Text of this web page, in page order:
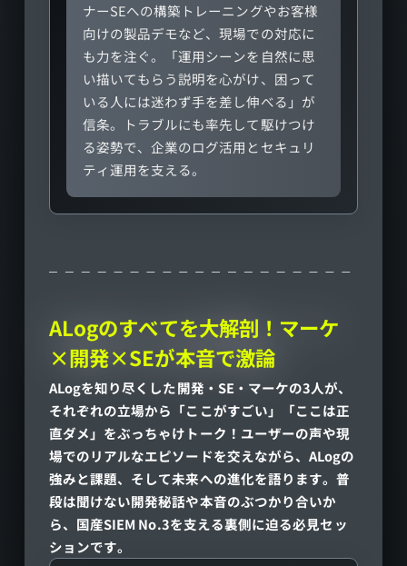
ナーSEへの構築トレーニングやお客様
向けの製品デモなど、現場での対応に
も力を注ぐ。「運用シーンを自然に思
い描いてもらう説明を心がけ、困って
いる人には迷わず手を差し伸べる」が
信条。トラブルにも率先して駆けつけ
る姿勢で、企業のログ活用とセキュリ
ティ運用を支える。
ALogのすべてを大解剖！マーケ
×開発×SEが本音で激論
ALogを知り尽くした開発・SE・マーケの3人が、
それぞれの立場から「ここがすごい」「ここは正
直ダメ」をぶっちゃけトーク！ユーザーの声や現
場でのリアルなエピソードを交えながら、ALogの
強みと課題、そして未来への進化を語ります。普
段は聞けない開発秘話や本音のぶつかり合いか
ら、国産SIEM No.3を支える裏側に迫る必見セッ
ションです。